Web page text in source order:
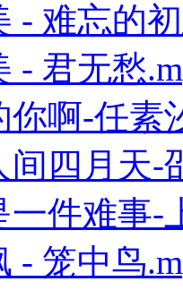
- 难忘的
- 君无愁
你啊-任素
间四月天-
一件难事-
- 笼中鸟